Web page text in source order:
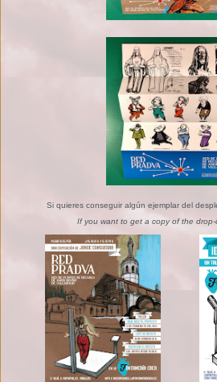
Si quieres conseguir algún ejemplar del
If you want to get a copy of the drop-